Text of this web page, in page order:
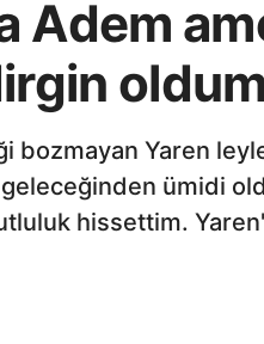
Adem
oldum
bozmayan Yaren
ümidi
hissettim.